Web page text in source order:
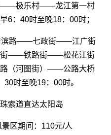
极乐村——龙江第一村
：40时至晚18：00时；
路——七政街——江广街
——铁路街——松花江街
河图街）——公路大桥
时至晚19：00时。
索道直达太阳岛
区期间：110元/人